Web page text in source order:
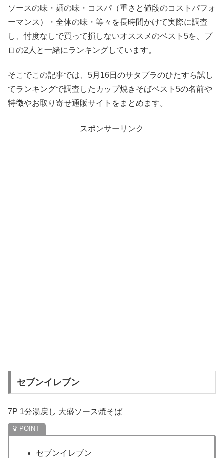
ソースの味・麺の味・コスパ（重さと値段のコストパフォ
ーマンス）・全体の味・等々を長時間かけて実際に調査
し、忖度なしで買って損しないオススメのベスト5を、プ
ロの2人と一緒にランキングしています。
そこでこの記事では、5月16日のサタプラのひたすら試し
てランキングで調査したカップ焼きそばベスト5の名前や
特徴やお取り寄せ通販サイトをまとめます。
スポンサーリンク
セブンイレブン
7P 1分湯戻し 大盛ソース焼そば
セブンイレブン